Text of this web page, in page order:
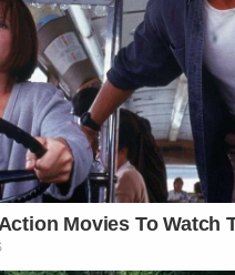
Movies To Watch